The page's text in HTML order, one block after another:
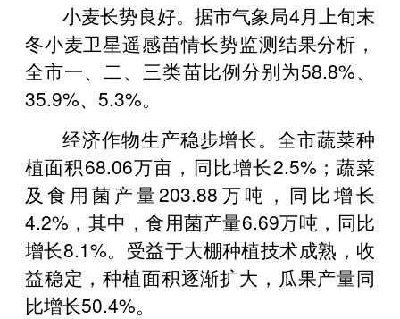
小麦长势良好。据市气象局4月上旬末
冬小麦卫星遥感苗情长势监测结果分析，
全市一、二、三类苗比例分别为58.8%、
35.9%、5.3%。
经济作物生产稳步增长。全市蔬菜种
植面积68.06万亩，同比增长2.5%；蔬菜
及食用菌产量203.88万吨，同比增长
4.2%，其中，食用菌产量6.69万吨，同比
增长8.1%。受益于大棚种植技术成熟，收
益稳定，种植面积逐渐扩大，瓜果产量同
比增长50.4%。